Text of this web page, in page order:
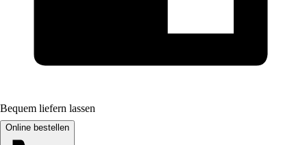
Bequem liefern lassen
Online bestellen